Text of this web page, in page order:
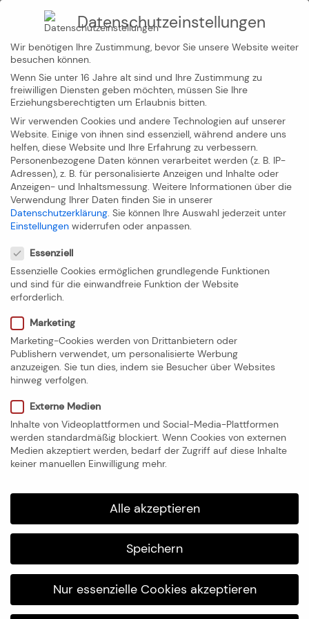
ZURÜCK
Was tun bei einem
Unfall /
Schadensfall?
Sollten Sie mit unserem Mietfahrzeug einen Schaden
oder Unfall erlitten haben, müssen Sie diesen der
wichtig, um Ansprüche bei der Versicherung/Mieter/
Unfallgegner belegen zu können. Das nachfolgende
Schadens- / Unfallberichtsformular dient dazu, den
Hergang umfassend aufzuklären und schnell zu
bearbeiten.
Kontakt und Telefon
Von Montag bis Samstag 8-18 Uhr:
+49 030 22 00 88 00
Außerhalb unserer Öffnungszeiten im Notfall:
Bei Fragen rund um die Schadenbearbeitung:
Ullsteinstr. 53-55 / 12109 Berlin
schaden@allround.de
Datenschutzeinstellungen
Wir benötigen Ihre Zustimmung, bevor Sie unsere Website weiter
besuchen können.
Wenn Sie unter 16 Jahre alt sind und Ihre Zustimmung zu
freiwilligen Diensten geben möchten, müssen Sie Ihre
Erziehungsberechtigten um Erlaubnis bitten.
Wir verwenden Cookies und andere Technologien auf unserer
Website. Einige von ihnen sind essenziell, während andere uns
helfen, diese Website und Ihre Erfahrung zu verbessern.
Personenbezogene Daten können verarbeitet werden (z. B. IP-
Adressen), z. B. für personalisierte Anzeigen und Inhalte oder
Anzeigen- und Inhaltsmessung. Weitere Informationen über die
Verwendung Ihrer Daten finden Sie in unserer
Datenschutzerklärung. Sie können Ihre Auswahl jederzeit unter
Einstellungen widerrufen oder anpassen.
Essenziell
Essenzielle Cookies ermöglichen grundlegende Funktionen
und sind für die einwandfreie Funktion der Website
erforderlich.
Marketing
Marketing-Cookies werden von Drittanbietern oder
Publishern verwendet, um personalisierte Werbung
anzuzeigen. Sie tun dies, indem sie Besucher über Websites
hinweg verfolgen.
Externe Medien
Inhalte von Videoplattformen und Social-Media-Plattformen
werden standardmäßig blockiert. Wenn Cookies von externen
Medien akzeptiert werden, bedarf der Zugriff auf diese Inhalte
keiner manuellen Einwilligung mehr.
Alle akzeptieren
Speichern
Nur essenzielle Cookies akzeptieren